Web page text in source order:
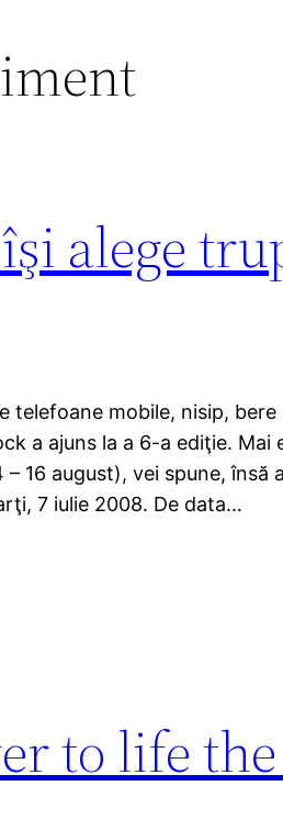
alege
telefoane mobile, nisip, bere
a ajuns la a 6-a ediţie. Mai
16 august), vei spune, însă
7 iulie 2008. De data…
to life